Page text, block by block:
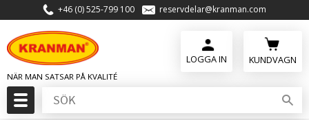
Meny
+46 (0) 525-799 100 reservdelar@kranman.com
KUNDVAGN